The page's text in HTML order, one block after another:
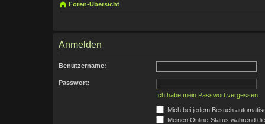
Foren-Übersicht
Anmelden
Benutzername:
Passwort:
Ich habe mein Passwort vergessen
Mich bei jedem Besuch
Meinen Online-Status während